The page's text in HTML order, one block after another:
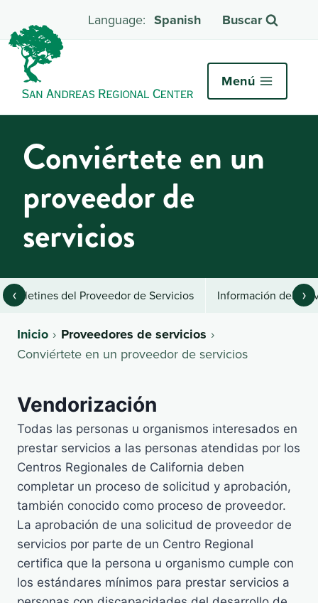
Spanish Buscar
Menú
Conviértete en un
proveedor de
servicios
Inicio Proveedores de servicios
Conviértete en un proveedor de servicios
Boletines del Proveedor de Servicios Información del
‹ ›
Vendorización
Todas las personas u organismos interesados en
prestar servicios a las personas atendidas por los
Centros Regionales de California deben
completar un proceso de solicitud y aprobación,
también conocido como proceso de proveedor.
La aprobación de una solicitud de proveedor de
servicios por parte de un Centro Regional
certifica que la persona u organismo cumple con
los estándares mínimos para prestar servicios a